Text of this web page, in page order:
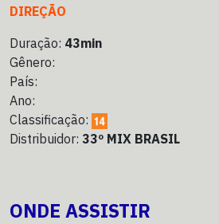
DIREÇÃO
Duração: 43min
Gênero:
País:
Ano:
Classificação:
Distribuidor: 33º MIX BRASIL
ONDE ASSISTIR